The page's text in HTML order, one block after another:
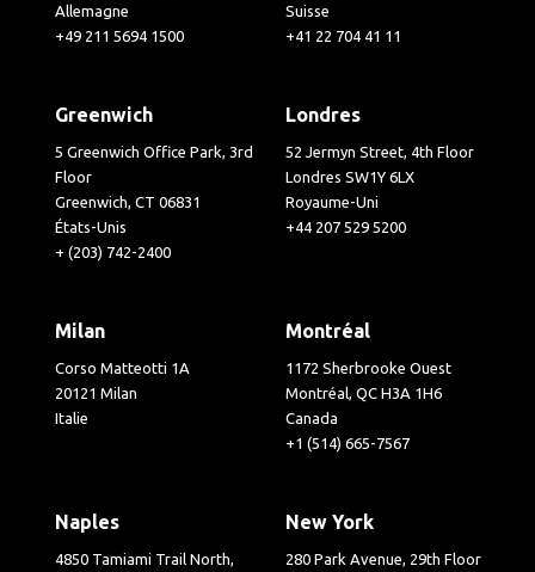
Allemagne
+49 211 5694 1500
Suisse
+41 22 704 41 11
Greenwich
5 Greenwich Office Park, 3rd
Floor
Greenwich, CT 06831
États-Unis
+ (203) 742-2400
Londres
52 Jermyn Street, 4th Floor
Londres SW1Y 6LX
Royaume-Uni
+44 207 529 5200
Milan
Corso Matteotti 1A
20121 Milan
Italie
Montréal
1172 Sherbrooke Ouest
Montréal, QC H3A 1H6
Canada
+1 (514) 665-7567
Naples
4850 Tamiami Trail North,
New York
280 Park Avenue, 29th Floor